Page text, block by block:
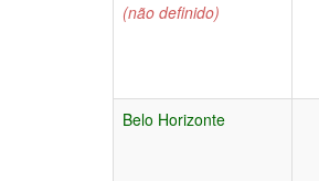
(não definido)
Belo Horizonte